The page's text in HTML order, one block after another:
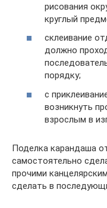
рисования
круглый
склеивание
должно
порядку;
с
возникнуть
взрослым в
Поделка карандаша
самостоятельно
прочими
сделать в